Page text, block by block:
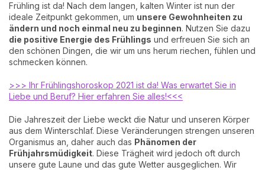
Frühling ist da! Nach dem langen, kalten Winter ist nun der
ideale Zeitpunkt gekommen, um unsere Gewohnheiten zu
ändern und noch einmal neu zu beginnen. Nutzen Sie dazu
die positive Energie des Frühlings und erfreuen Sie sich an
den schönen Dingen, die wir um uns herum riechen, fühlen und
schmecken können.
>>> Ihr Frühlingshoroskop 2021 ist da! Was erwartet Sie in
Liebe und Beruf? Hier erfahren Sie alles!<<<
Die Jahreszeit der Liebe weckt die Natur und unseren Körper
aus dem Winterschlaf. Diese Veränderungen strengen unseren
Organismus an, daher auch das Phänomen der
Frühjahrsmüdigkeit. Diese Trägheit wird jedoch oft durch
unsere gute Laune und das gute Wetter ausgeglichen. Wir